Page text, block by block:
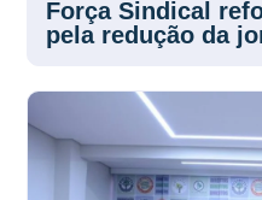
Força Sindical
pela redução da